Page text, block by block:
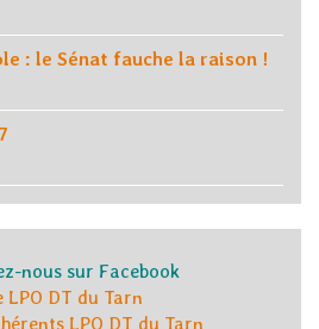
: le Sénat fauche la raison !
nous sur Facebook
LPO DT du Tarn
LPO DT du Tarn